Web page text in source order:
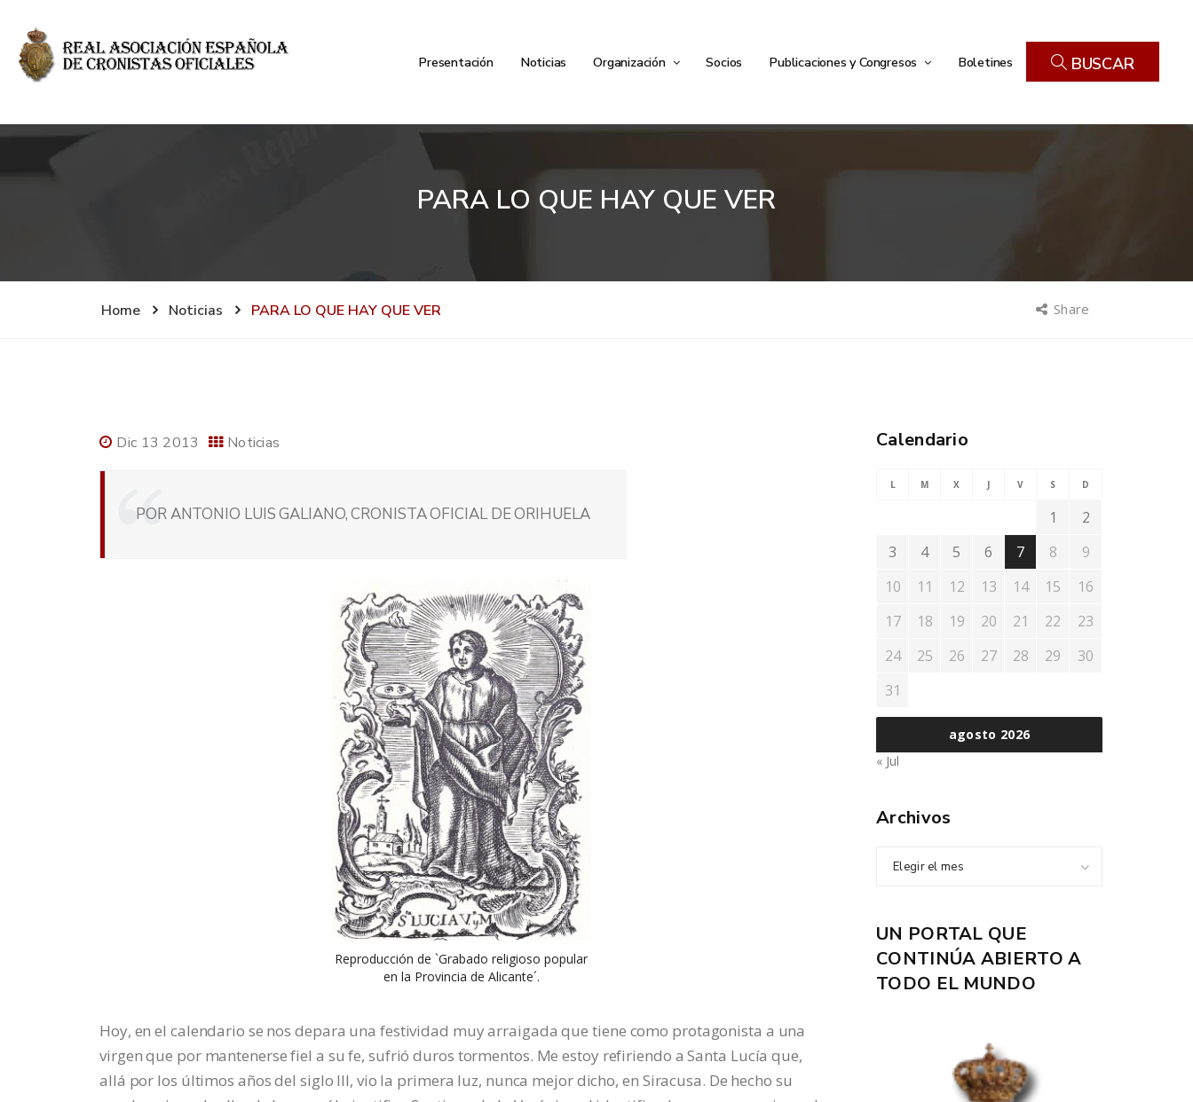
Presentación Noticias Organización Socios Publicaciones y Congresos Boletines BUSCAR
PARA LO QUE HAY QUE VER
Home Noticias PARA LO QUE HAY QUE VER Share
Dic 13 2013 Noticias
POR ANTONIO LUIS GALIANO, CRONISTA OFICIAL DE ORIHUELA
Reproducción de `Grabado religioso popular
en la Provincia de Alicante´.
Hoy, en el calendario se nos depara una festividad muy arraigada que tiene como protagonista a una
virgen que por mantenerse fiel a su fe, sufrió duros tormentos. Me estoy refiriendo a Santa Lucía que,
allá por los últimos años del siglo III, vio la primera luz, nunca mejor dicho, en Siracusa. De hecho su
Calendario
agosto 2026
L M X J V S D
1
2
3
4 5 6 7 8
9
10
11 12 13 14 15
16
17
18 19 20 21 22
23
24
25 26 27 28 29
30
31
« Jul
Archivos
Elegir el mes
UN PORTAL QUE
CONTINÚA ABIERTO A
TODO EL MUNDO